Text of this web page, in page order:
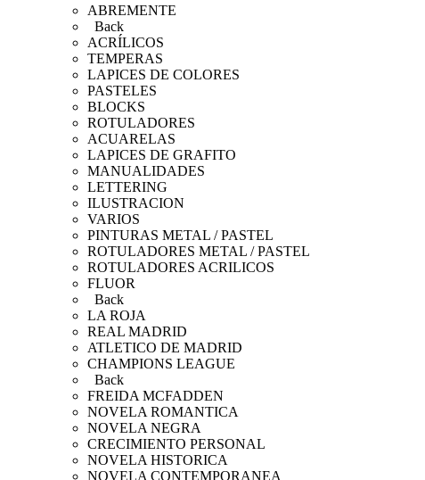
ABREMENTE
Back
ACRÍLICOS
TEMPERAS
LAPICES DE COLORES
PASTELES
BLOCKS
ROTULADORES
ACUARELAS
LAPICES DE GRAFITO
MANUALIDADES
LETTERING
ILUSTRACION
VARIOS
PINTURAS METAL / PASTEL
ROTULADORES METAL / PASTEL
ROTULADORES ACRILICOS
FLUOR
Back
LA ROJA
REAL MADRID
ATLETICO DE MADRID
CHAMPIONS LEAGUE
Back
FREIDA MCFADDEN
NOVELA ROMANTICA
NOVELA NEGRA
CRECIMIENTO PERSONAL
NOVELA HISTORICA
NOVELA CONTEMPORANEA